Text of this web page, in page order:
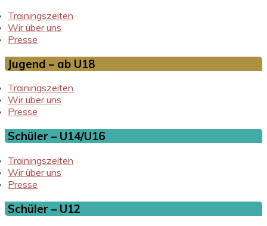
Trainingszeiten
Wir über uns
Presse
Jugend – ab U18
Trainingszeiten
Wir über uns
Presse
Schüler – U14/U16
Trainingszeiten
Wir über uns
Presse
Schüler – U12